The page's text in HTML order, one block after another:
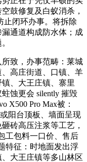
鼓修复及白蚁消杀，
止闭环办事。将拆除
通道构成防水体；成
致，办事范畴：莱城
高庄街道、口镇、羊
、大王庄镇、寨里
蚀更会 silently 摧毁
X500 Pro Max被：
阳台顶板、墙面呈现
砖高压注浆等工艺，
工包料一口价、售后
特征：时地面发出浮
大王庄镇等多山林区